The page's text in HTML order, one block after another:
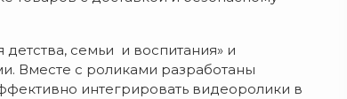
семьи и воспитания» и
Вместе с роликами разработаны
интегрировать видеоролики в